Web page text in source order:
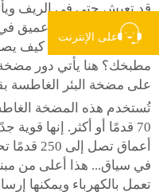
قد تعيش حتى في الريف
المدينة. البئر: ثقب
المياه الجوفية. لكن كيف
مطبخك؟ هنا يأتي دور
على مضخة البئر الغاطسة بقوة 3 حصان وكيف
تُستخدم هذه المضخة
70 قدمًا أو أكثر. إنها
أعماق
على الإنترنت